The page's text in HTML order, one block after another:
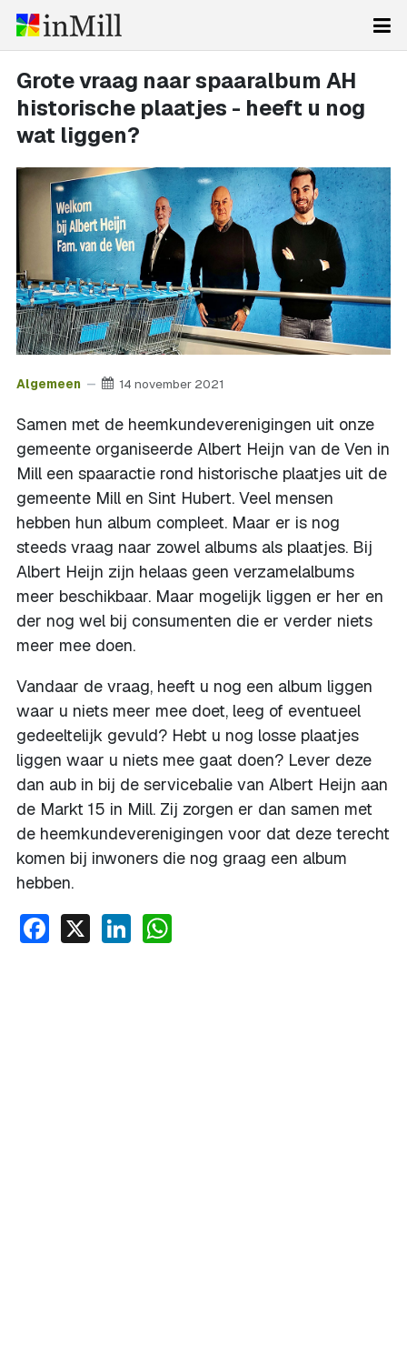
Grote vraag naar spaaralbum AH
historische plaatjes - heeft u nog
wat liggen?
Algemeen 14 november 2021
Samen met de heemkundeverenigingen uit onze
gemeente organiseerde Albert Heijn van de Ven in
Mill een spaaractie rond historische plaatjes uit de
gemeente Mill en Sint Hubert. Veel mensen
hebben hun album compleet. Maar er is nog
steeds vraag naar zowel albums als plaatjes. Bij
Albert Heijn zijn helaas geen verzamelalbums
meer beschikbaar. Maar mogelijk liggen er her en
der nog wel bij consumenten die er verder niets
meer mee doen.
Vandaar de vraag, heeft u nog een album liggen
waar u niets meer mee doet, leeg of eventueel
gedeeltelijk gevuld? Hebt u nog losse plaatjes
liggen waar u niets mee gaat doen? Lever deze
dan aub in bij de servicebalie van Albert Heijn aan
de Markt 15 in Mill. Zij zorgen er dan samen met
de heemkundeverenigingen voor dat deze terecht
komen bij inwoners die nog graag een album
hebben.
Facebook
X LinkedIn